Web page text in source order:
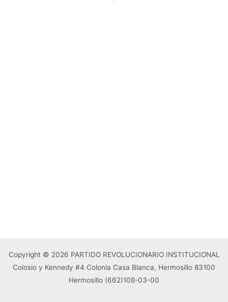
Copyright © 2026 PARTIDO REVOLUCIONARIO INSTITUCIONAL
Colosio y Kennedy #4 Colonia Casa Blanca, Hermosillo 83100
Hermosillo (662)108-03-00